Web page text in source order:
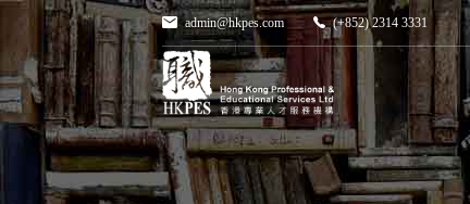
admin@hkpes.com (+852) 2314 3331